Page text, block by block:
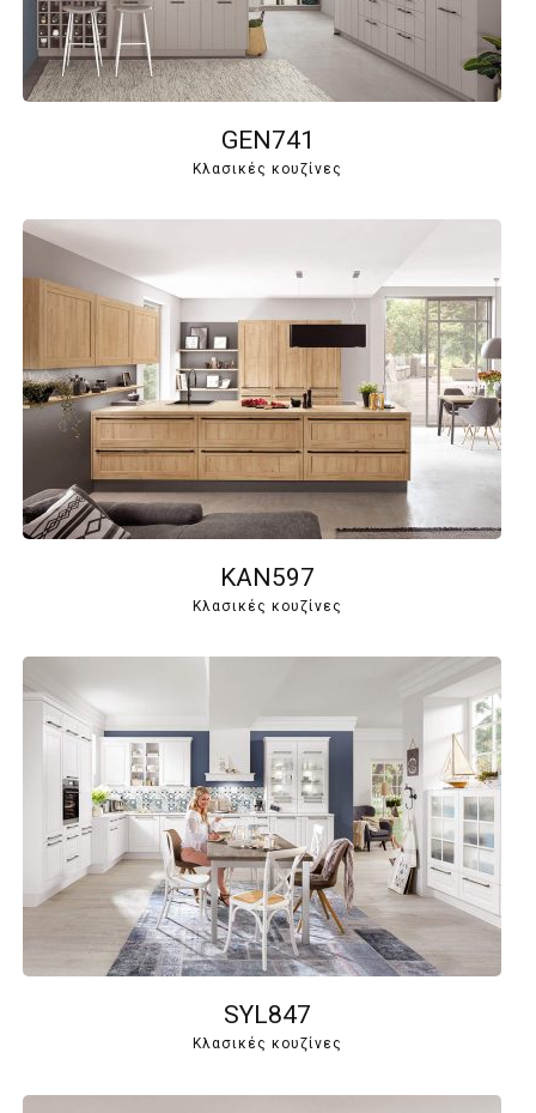
GEN741
Κλασικές κουζίνες
KAN597
Κλασικές κουζίνες
SYL847
Κλασικές κουζίνες